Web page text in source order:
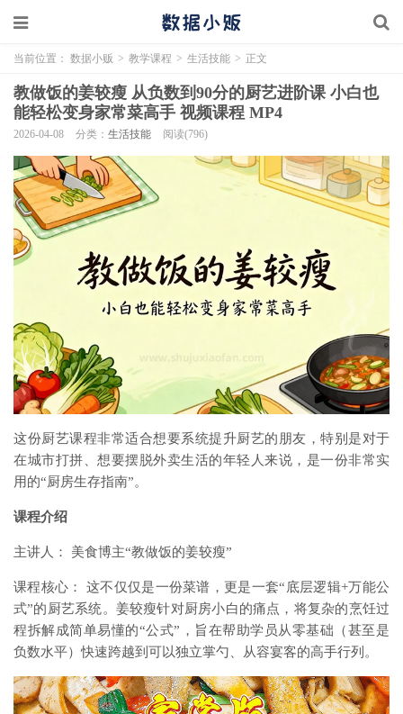
当前位置： 数据小贩 > 教学课程 > 生活技能 > 正文
教做饭的姜较瘦 从负数到90分的厨艺进阶课 小白也
能轻松变身家常菜高手 视频课程 MP4
2026-04-08 分类： 生活技能 阅读(796)
这份厨艺课程非常适合想要系统提升厨艺的朋友，特别是对于
在城市打拼、想要摆脱外卖生活的年轻人来说，是一份非常实
用的“厨房生存指南”。
课程介绍
主讲人： 美食博主“教做饭的姜较瘦”
课程核心： 这不仅仅是一份菜谱，更是一套“底层逻辑+万能公
式”的厨艺系统。姜较瘦针对厨房小白的痛点，将复杂的烹饪过
程拆解成简单易懂的“公式”，旨在帮助学员从零基础（甚至是
负数水平）快速跨越到可以独立掌勺、从容宴客的高手行列。